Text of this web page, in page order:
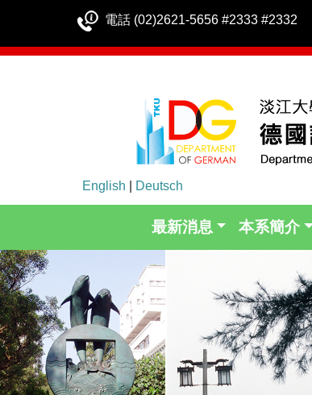
電話 (02)2621-5656 #2333 #2332
English Deutsch
最新消息 本系簡介